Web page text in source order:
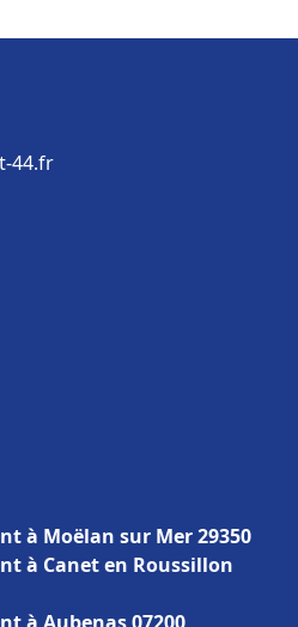
44.fr
à Moëlan sur Mer 29350
à Canet en Roussillon